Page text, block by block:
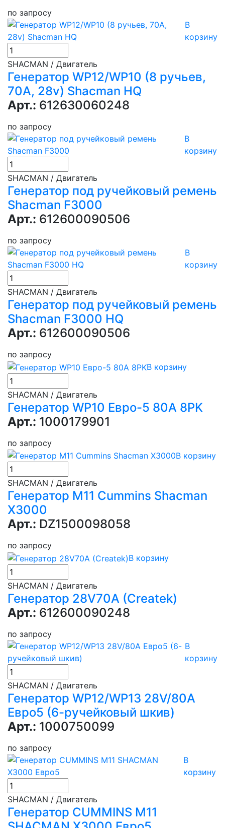
по запросу
В
корзину
SHACMAN / Двигатель
Генератор WP12/WP10 (8 ручьев,
70А, 28v) Shacman HQ
Арт.: 612630060248
по запросу
В
корзину
SHACMAN / Двигатель
Генератор под ручейковый ремень
Shacman F3000
Арт.: 612600090506
по запросу
В
корзину
SHACMAN / Двигатель
Генератор под ручейковый ремень
Shacman F3000 HQ
Арт.: 612600090506
по запросу
В корзину
SHACMAN / Двигатель
Генератор WP10 Евро-5 80А 8PK
Арт.: 1000179901
по запросу
В корзину
SHACMAN / Двигатель
Генератор М11 Cummins Shacman
X3000
Арт.: DZ1500098058
по запросу
В корзину
SHACMAN / Двигатель
Генератор 28V70A (Createk)
Арт.: 612600090248
по запросу
В
корзину
SHACMAN / Двигатель
Генератор WP12/WP13 28V/80A
Евро5 (6-ручейковый шкив)
Арт.: 1000750099
по запросу
В
корзину
SHACMAN / Двигатель
Генератор CUMMINS M11